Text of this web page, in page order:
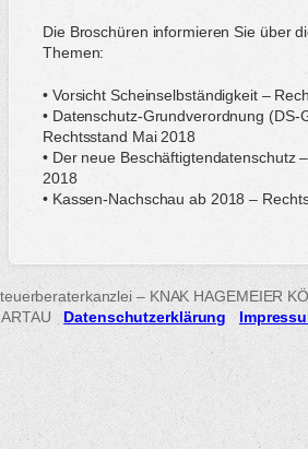
Die Broschüren informieren Sie über
Themen:
• Vorsicht Scheinselbständigkeit –
• Datenschutz-Grundverordnung (DS-
Rechtsstand Mai 2018
• Der neue Beschäftigtendatenschutz
2018
• Kassen-Nachschau ab 2018 –
– KNAK HAGEMEIER
Datenschutzerklärung